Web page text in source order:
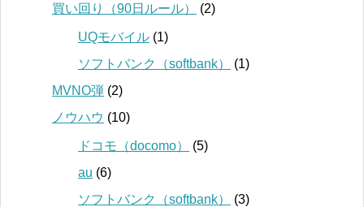
買い回り（90日ルール）
(2)
UQモバイル (1)
ソフトバンク（softbank）
(1)
MVNO弾 (2)
ノウハウ (10)
ドコモ（docomo）
(5)
au (6)
ソフトバンク（softbank）
(3)